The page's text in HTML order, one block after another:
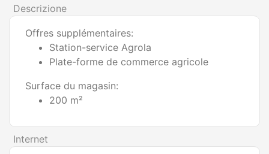
Descrizione
Offres supplémentaires:
Station-service Agrola
Plate-forme de commerce agricole
Surface du magasin:
200 m²
Internet